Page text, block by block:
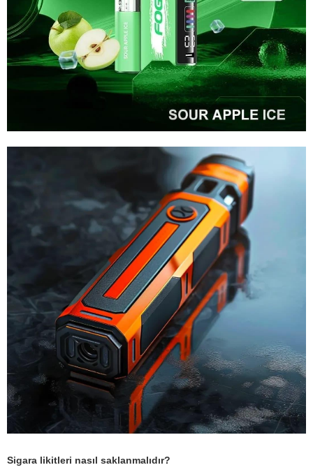
Sigara likitleri nasıl saklanmalıdır?